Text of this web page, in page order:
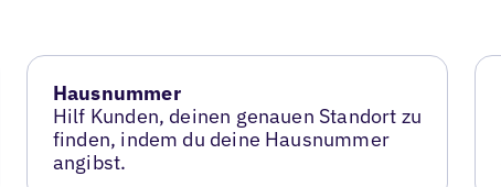
Hausnummer
Hilf Kunden, deinen genauen Standort zu
finden, indem du deine Hausnummer
angibst.